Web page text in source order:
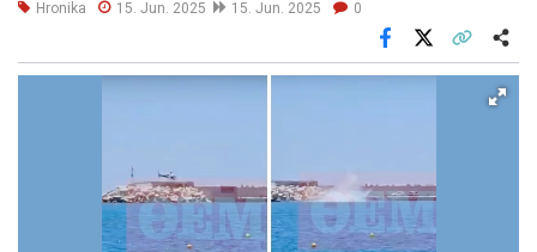
Hronika 15. Jun. 2025 15. Jun. 2025 0
Facebook